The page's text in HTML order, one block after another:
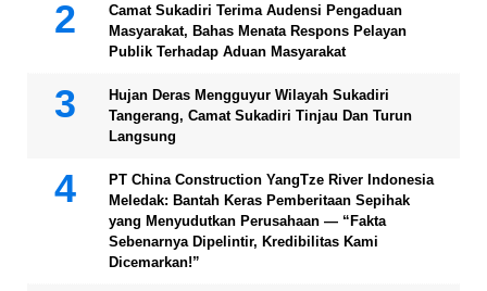
Camat Sukadiri Terima Audensi Pengaduan
Masyarakat, Bahas Menata Respons Pelayan
Publik Terhadap Aduan Masyarakat
Hujan Deras Mengguyur Wilayah Sukadiri
Tangerang, Camat Sukadiri Tinjau Dan Turun
Langsung
PT China Construction YangTze River Indonesia
Meledak: Bantah Keras Pemberitaan Sepihak
yang Menyudutkan Perusahaan — “Fakta
Sebenarnya Dipelintir, Kredibilitas Kami
Dicemarkan!”